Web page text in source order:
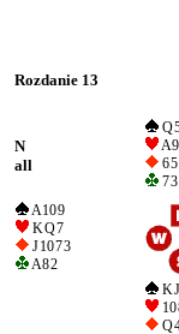
Rozdanie 13
N
all
Q
A
6 5
7 3
A 10 9
K Q 7
J 10 7 3
A 8 2
K
10
Q